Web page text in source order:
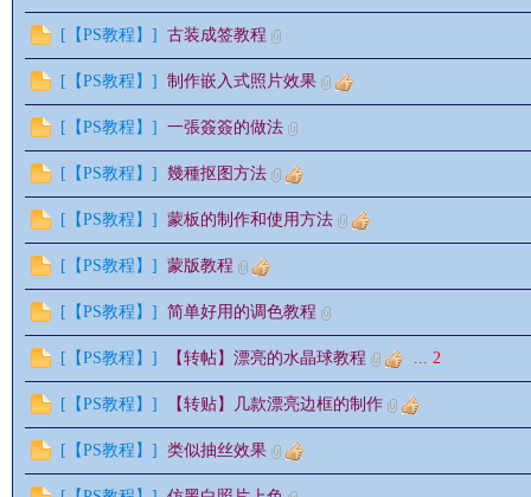
鋒
[ 【PS教程】 ] 古装成签教程
[ 【PS教程】 ] 制作嵌入式照片效果
[ 【PS教程】 ] 一張簽簽的做法
[ 【PS教程】 ] 幾種抠图方法
[ 【PS教程】 ] 蒙板的制作和使用方法
[ 【PS教程】 ] 蒙版教程
[ 【PS教程】 ] 简单好用的调色教程
[ 【PS教程】 ] 【转帖】漂亮的水晶球教程 ... 2
[ 【PS教程】 ] 【转贴】几款漂亮边框的制作
[ 【PS教程】 ] 类似抽丝效果